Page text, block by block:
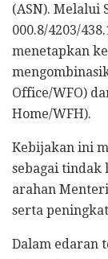
(ASN). Melalui
000.8/4203/
menetapkan
Office/WFO)
Home/WFH).
Kebijakan ini
sebagai tindak
arahan
serta
Dalam edaran